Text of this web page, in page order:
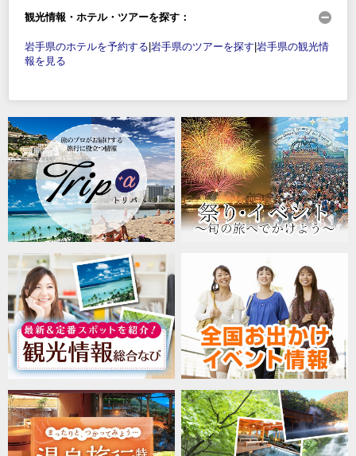
観光情報・ホテル・ツアーを探す：
岩手県のホテルを予約する 岩手県のツアーを探す 岩手県の観光情
報を見る